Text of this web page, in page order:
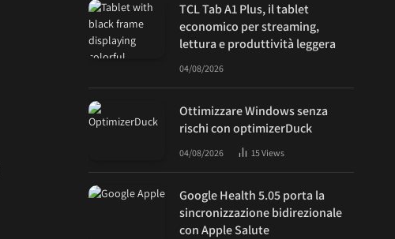
TCL Tab A1 Plus, il tablet
economico per streaming,
lettura e produttività leggera
04/08/2026
Ottimizzare Windows senza
rischi con optimizerDuck
04/08/2026 15Views
Google Health 5.05 porta la
sincronizzazione bidirezionale
con Apple Salute